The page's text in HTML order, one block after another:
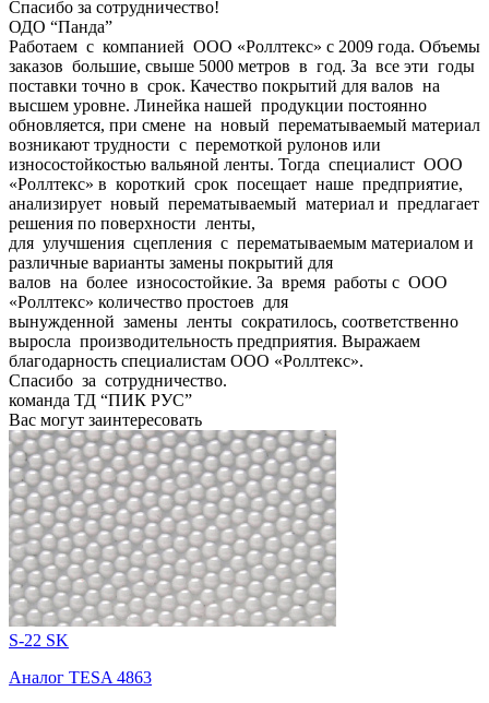
Спасибо за сотрудничество!
ОДО “Панда”
Работаем с компанией ООО «Роллтекс» с 2009 года. Объемы
заказов большие, свыше 5000 метров в год. За все эти годы
поставки точно в срок. Качество покрытий для валов на
высшем уровне. Линейка нашей продукции постоянно
обновляется, при смене на новый перематываемый материал
возникают трудности с перемоткой рулонов или
износостойкостью вальяной ленты. Тогда специалист ООО
«Роллтекс» в короткий срок посещает наше предприятие,
анализирует новый перематываемый материал и предлагает
решения по поверхности ленты,
для улучшения сцепления с перематываемым материалом и
различные варианты замены покрытий для
валов на более износостойкие. За время работы с ООО
«Роллтекс» количество простоев для
вынужденной замены ленты сократилось, соответственно
выросла производительность предприятия. Выражаем
благодарность специалистам ООО «Роллтекс».
Спасибо за сотрудничество.
команда ТД “ПИК РУС”
Вас могут заинтересовать
S-22 SK
Аналог TESA 4863